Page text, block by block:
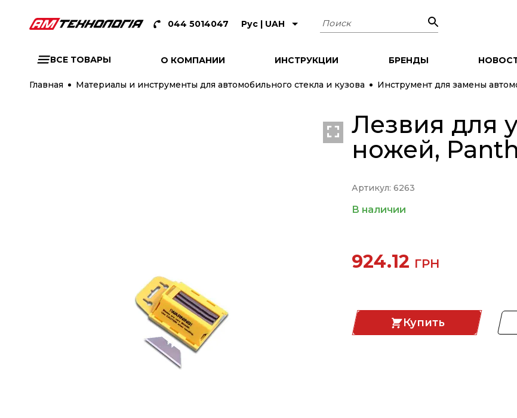
044 5014047 Рус | UAH Поиск
ВСЕ ТОВАРЫ О КОМПАНИИ ИНСТРУКЦИИ БРЕНДЫ
Главная Материалы и инструменты для автомобильного стекла и кузова Инструмент для замены
Лезвия для
ножей,
Артикул: 6263
В наличии
924.12 ГРН
Купить